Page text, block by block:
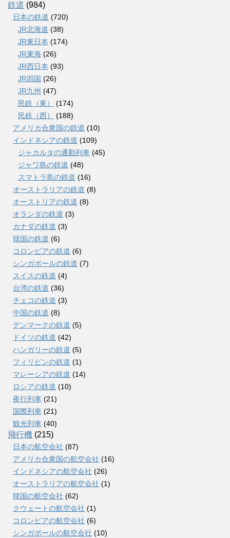
鉄道 (984)
日本の鉄道 (720)
JR北海道 (38)
JR東日本 (174)
JR東海 (26)
JR西日本 (93)
JR四国 (26)
JR九州 (47)
民鉄（東）
(174)
民鉄（西）
(188)
アメリカ合衆国の鉄道 (10)
インドネシアの鉄道 (109)
ジャカルタの通勤列車 (45)
ジャワ島の鉄道 (48)
スマトラ島の鉄道 (16)
オーストラリアの鉄道 (8)
オーストリアの鉄道 (8)
オランダの鉄道 (3)
カナダの鉄道 (3)
韓国の鉄道 (6)
コロンビアの鉄道 (6)
シンガポールの鉄道 (7)
スイスの鉄道 (4)
台湾の鉄道 (36)
チェコの鉄道 (3)
中国の鉄道 (8)
デンマークの鉄道 (5)
ドイツの鉄道 (42)
ハンガリーの鉄道 (5)
フィリピンの鉄道 (1)
マレーシアの鉄道 (14)
ロシアの鉄道 (10)
夜行列車 (21)
国際列車 (21)
観光列車 (40)
飛行機 (215)
日本の航空会社 (87)
アメリカ合衆国の航空会社 (16)
インドネシアの航空会社 (26)
オーストラリアの航空会社 (1)
韓国の航空会社 (62)
クウェートの航空会社 (1)
コロンビアの航空会社 (6)
シンガポールの航空会社 (10)